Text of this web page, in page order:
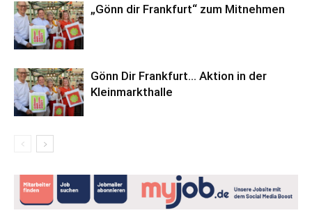
„Gönn dir Frankfurt“ zum Mitnehmen
Gönn Dir Frankfurt… Aktion in der
Kleinmarkthalle